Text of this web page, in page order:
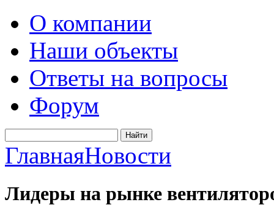
О компании
Наши объекты
Ответы на вопросы
Форум
ГлавнаяНовости
Лидеры на рынке